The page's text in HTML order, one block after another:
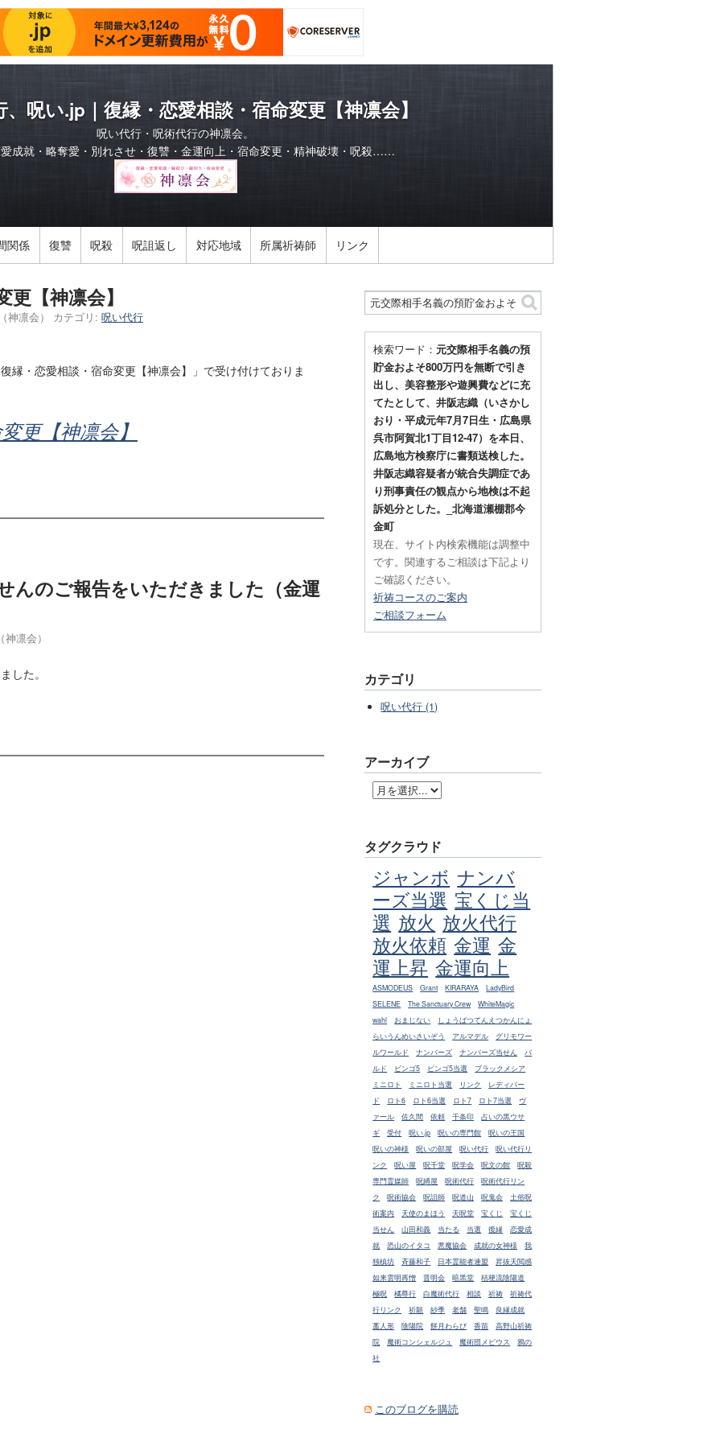
、呪い.jp｜復縁・恋愛相談・宿命変更【神凛会】
呪い代行・呪術代行の神凛会。
成就・略奪愛・別れさせ・復讐・金運向上・宿命変更・精神破壊・呪殺……
関係 復讐 呪殺 呪詛返し 対応地域 所属祈祷師 リンク
【神凛会】
神凛会） カテゴリ: 呪い代行
縁・恋愛相談・宿命変更【神凛会】」で受け付けておりま
更【神凛会】
んのご報告をいただきました（金運
凛会）
した。
検索ワード： 元交際相手名義の預
貯金およそ800万円を無断で引き
出し、美容整形や遊興費などに充
てたとして、井阪志織（いさかし
おり・平成元年7月7日生・広島県
呉市阿賀北1丁目12-47）を本日、
広島地方検察庁に書類送検した。
井阪志織容疑者が統合失調症であ
り刑事責任の観点から地検は不起
訴処分とした。_北海道瀬棚郡今
金町
現在、サイト内検索機能は調整中
です。関連するご相談は下記より
ご確認ください。
祈祷コースのご案内
ご相談フォーム
カテゴリ
呪い代行 (1)
アーカイブ
タグクラウド
ジャンボ ナンバ
ーズ当選 宝くじ当
選 放火 放火代行
放火依頼 金運 金
運上昇 金運向上
ASMODEUS Grant KIRARAYA
LadyBird
SELENE
The Sanctuary Crew
WhiteMagic
wahl
おまじない
しょうばつてんえつかんにょ
らいうんめいさいぞう
アルマデル
グリモワー
ルワールド
ナンバーズ ナンバーズ当せん
バ
ルド
ビンゴ5 ビンゴ5当選
ブラックメシア
ミニロト
ミニロト当選 リンク
レディバー
ド
ロト6 ロト6当選 ロト7 ロト7当選
ヴ
ァール
佐久間 依頼 千条印
占いの黒ウサ
ギ
受付 呪い.jp 呪いの専門館
呪いの王国
呪いの神様
呪いの部屋 呪い代行
呪い代行リ
ンク
呪い屋 呪千堂 呪学会 呪文の館
呪殺
専門霊媒師
呪縛屋 呪術代行
呪術代行リン
ク
呪術協会 呪詛師 呪道山 呪鬼会
土俗呪
術案内
天使のまほう 天呪堂 宝くじ
宝くじ
当せん
山田和義 当たる 当選 復縁
恋愛成
就
恐山のイタコ 悪魔協会 成就の女神様
我
独槙坊
斉藤和子 日本霊能者連盟
昇抜天閲感
如来雲明再憎
晋明会 暗黒堂
桔梗流陰陽道
極呪
橘尊行 白魔術代行 相談 祈祷
祈祷代
行リンク
祈願 紗季 老舗 聖鳴
良縁成就
藁人形
陰陽院 餅月わらび 香苗
高野山祈祷
院
魔術コンシェルジュ 魔術団メビウス
鴉の
社
このブログを購読